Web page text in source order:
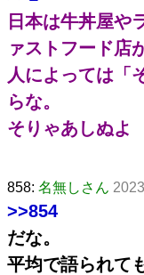
日本は牛丼屋や
ァストフード店
人によっては「
らな。
そりゃあしぬよ
858: 名無しさん
>>854
だな。
平均で語られて